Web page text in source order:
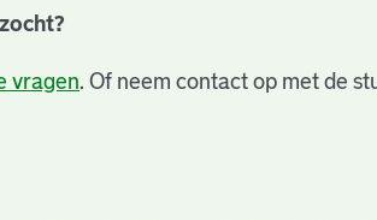
vragen. Of neem contact op met de